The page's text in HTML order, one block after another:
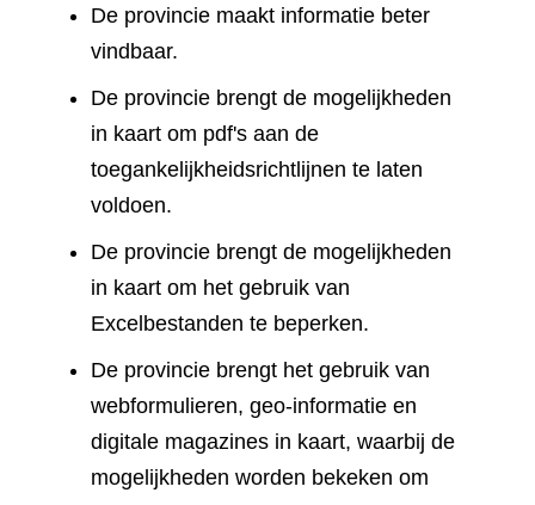
De provincie maakt informatie beter
vindbaar.
De provincie brengt de mogelijkheden
in kaart om pdf's aan de
toegankelijkheidsrichtlijnen te laten
voldoen.
De provincie brengt de mogelijkheden
in kaart om het gebruik van
Excelbestanden te beperken.
De provincie brengt het gebruik van
webformulieren, geo-informatie en
digitale magazines in kaart, waarbij de
mogelijkheden worden bekeken om